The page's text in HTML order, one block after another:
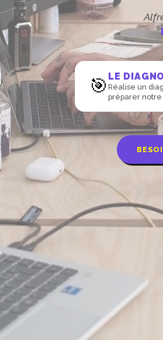
🎯 LE
Réalise un
préparer notre